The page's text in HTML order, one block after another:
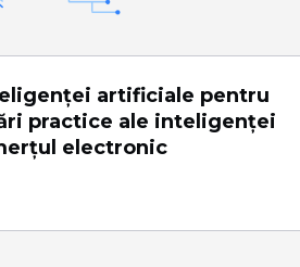
artificiale pentru
practice ale inteligenței
electronic